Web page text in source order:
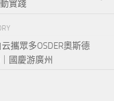
實踐
攜眾多OSDER奧斯德
國慶游廣州